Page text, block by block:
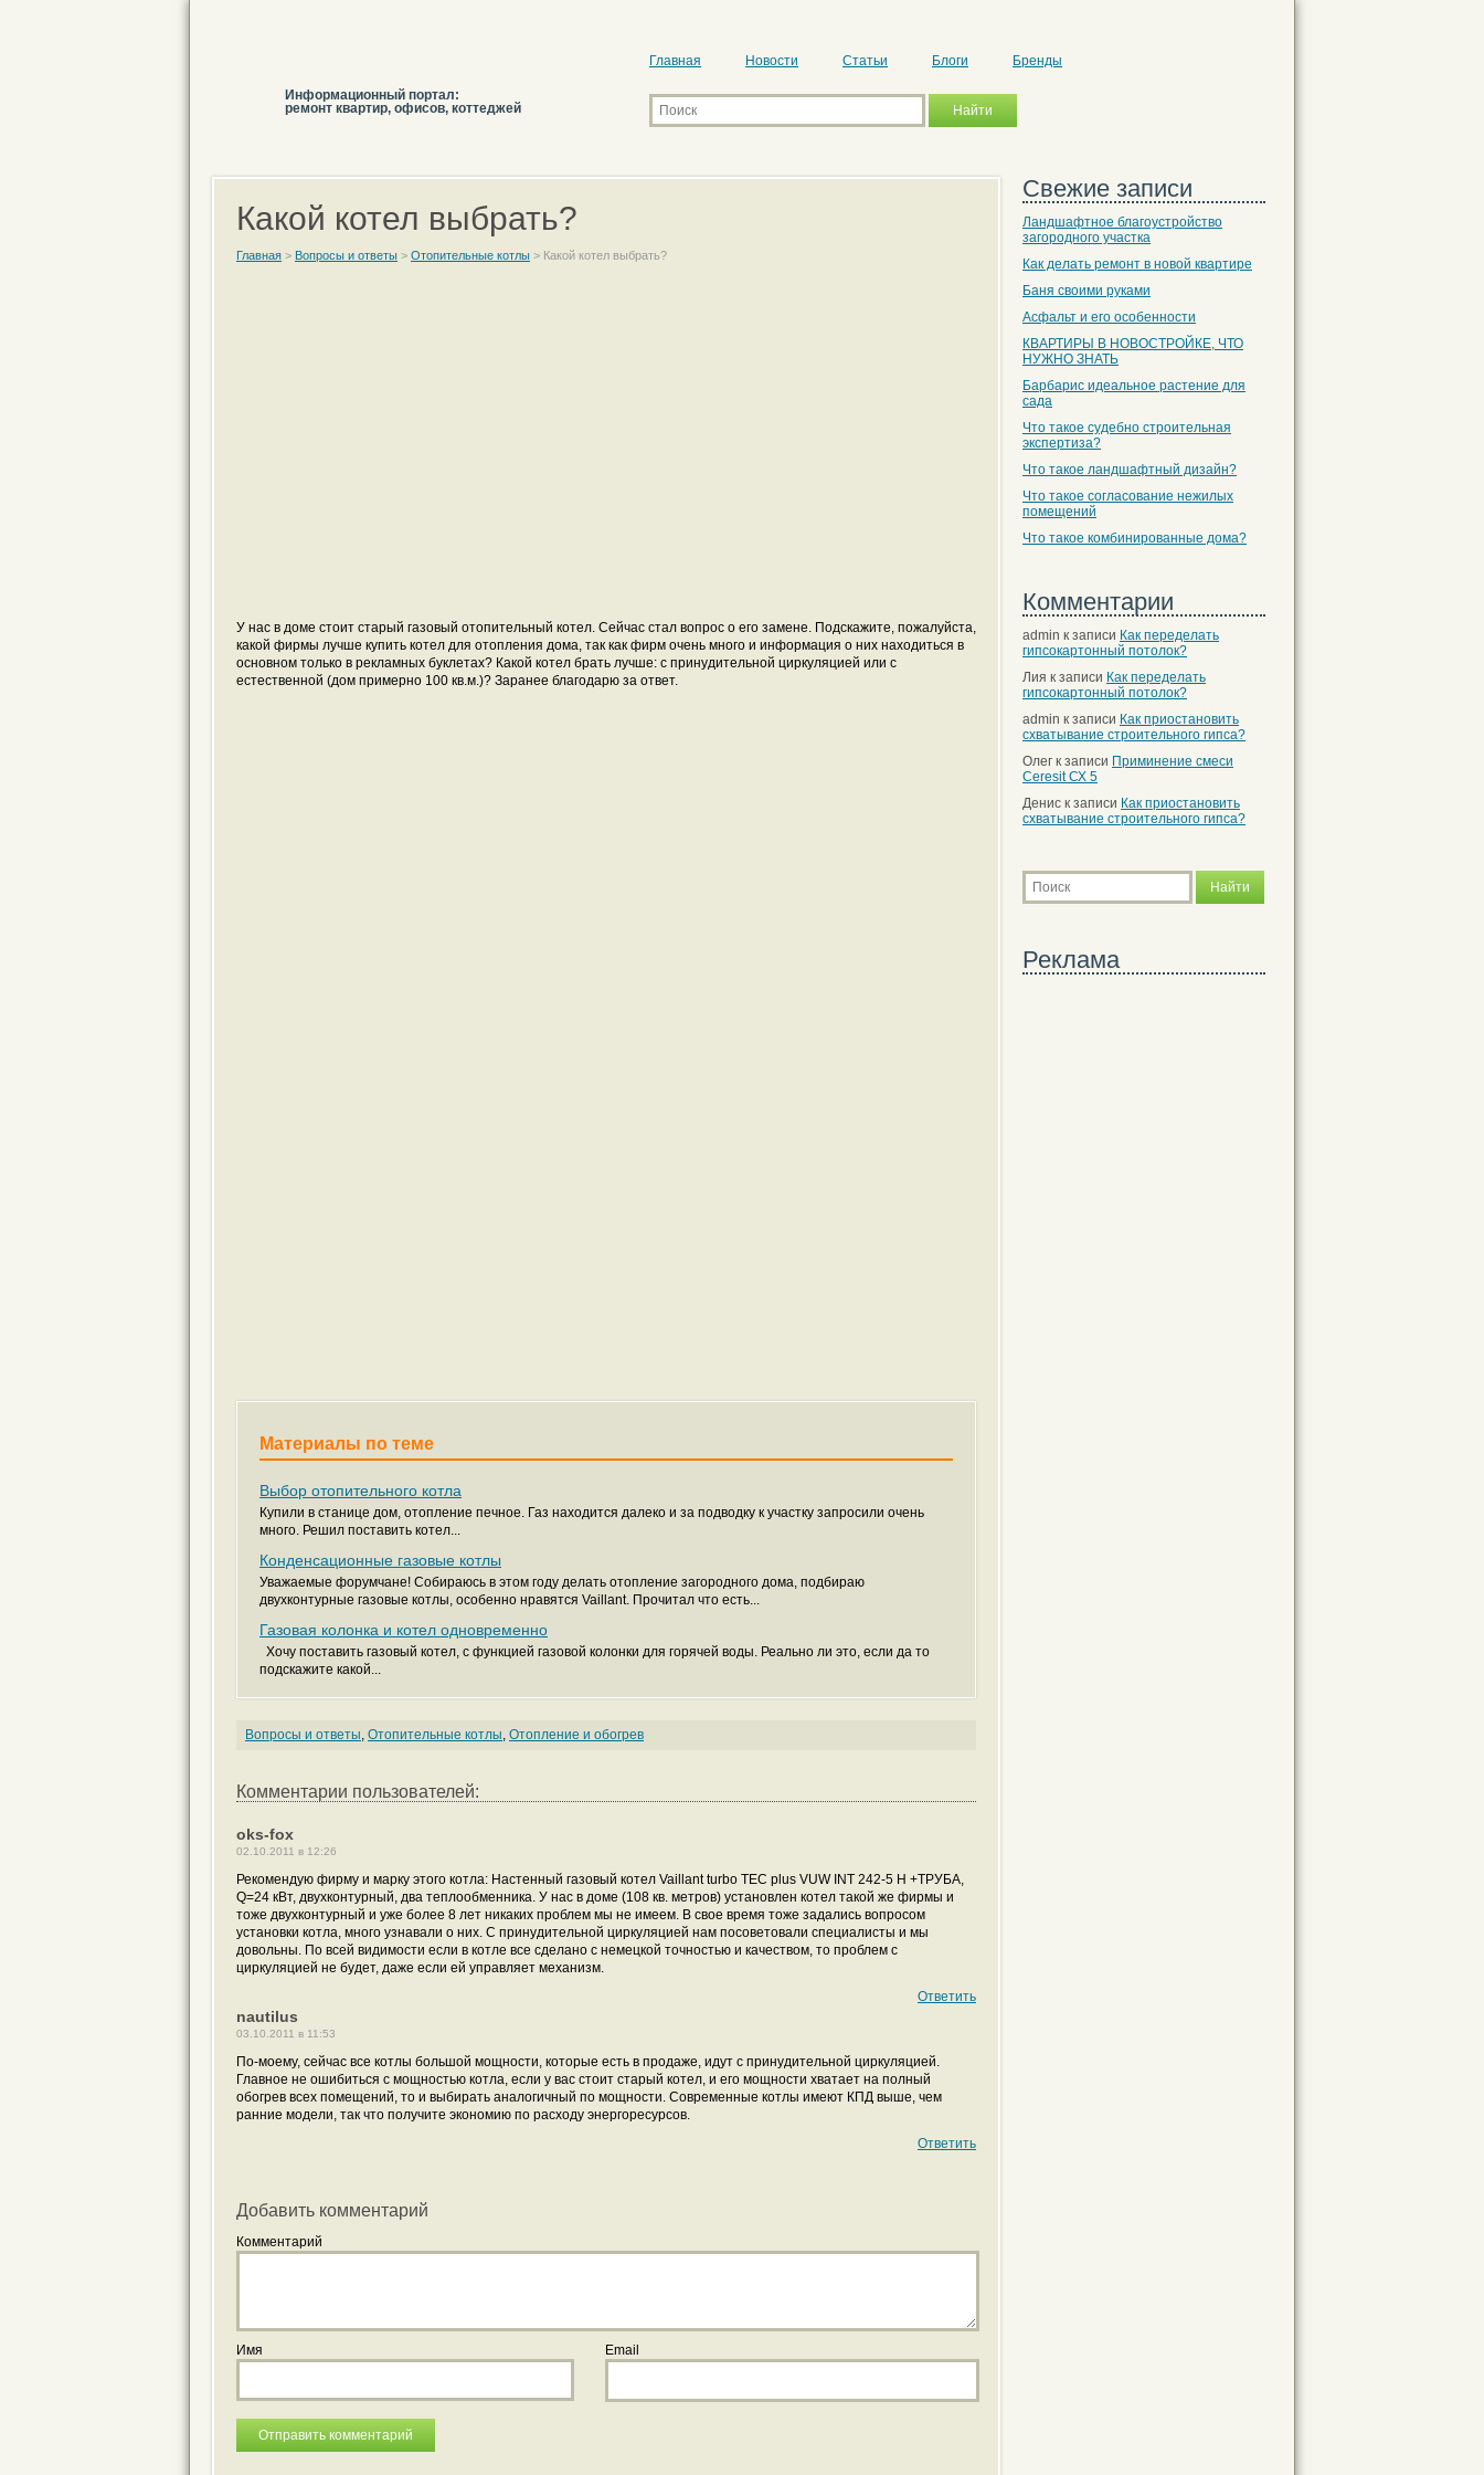
Информационный портал:
ремонт квартир, офисов, коттеджей
Главная Новости Статьи Блоги Бренды
Какой котел выбрать?
Главная > Вопросы и ответы > Отопительные котлы > Какой котел выбрать?
У нас в доме стоит старый газовый отопительный котел. Сейчас стал вопрос о его замене. Подскажите, пожалуйста,
какой фирмы лучше купить котел для отопления дома, так как фирм очень много и информация о них находиться в
основном только в рекламных буклетах? Какой котел брать лучше: с принудительной циркуляцией или с
естественной (дом примерно 100 кв.м.)? Заранее благодарю за ответ.
Материалы по теме
Выбор отопительного котла
Купили в станице дом, отопление печное. Газ находится далеко и за подводку к участку запросили очень
много. Решил поставить котел...
Конденсационные газовые котлы
Уважаемые форумчане! Собираюсь в этом году делать отопление загородного дома, подбираю
двухконтурные газовые котлы, особенно нравятся Vaillant. Прочитал что есть...
Газовая колонка и котел одновременно
Хочу поставить газовый котел, с функцией газовой колонки для горячей воды. Реально ли это, если да то
подскажите какой...
Вопросы и ответы, Отопительные котлы, Отопление и обогрев
Комментарии пользователей:
oks-fox
02.10.2011 в 12:26
Рекомендую фирму и марку этого котла: Настенный газовый котел Vaillant turbo TEC plus VUW INT 242-5 H +ТРУБА,
Q=24 кВт, двухконтурный, два теплообменника. У нас в доме (108 кв. метров) установлен котел такой же фирмы и
тоже двухконтурный и уже более 8 лет никаких проблем мы не имеем. В свое время тоже задались вопросом
установки котла, много узнавали о них. С принудительной циркуляцией нам посоветовали специалисты и мы
довольны. По всей видимости если в котле все сделано с немецкой точностью и качеством, то проблем с
циркуляцией не будет, даже если ей управляет механизм.
Ответить
nautilus
03.10.2011 в 11:53
По-моему, сейчас все котлы большой мощности, которые есть в продаже, идут с принудительной циркуляцией.
Главное не ошибиться с мощностью котла, если у вас стоит старый котел, и его мощности хватает на полный
обогрев всех помещений, то и выбирать аналогичный по мощности. Современные котлы имеют КПД выше, чем
ранние модели, так что получите экономию по расходу энергоресурсов.
Ответить
Добавить комментарий
Комментарий
Имя Email
Свежие записи
Ландшафтное благоустройство
загородного участка
Как делать ремонт в новой квартире
Баня своими руками
Асфальт и его особенности
КВАРТИРЫ В НОВОСТРОЙКЕ, ЧТО
НУЖНО ЗНАТЬ
Барбарис идеальное растение для
сада
Что такое судебно строительная
экспертиза?
Что такое ландшафтный дизайн?
Что такое согласование нежилых
помещений
Что такое комбинированные дома?
Комментарии
admin к записи Как переделать
гипсокартонный потолок?
Лия к записи Как переделать
гипсокартонный потолок?
admin к записи Как приостановить
схватывание строительного гипса?
Олег к записи Приминение смеси
Ceresit СХ 5
Денис к записи Как приостановить
схватывание строительного гипса?
Реклама